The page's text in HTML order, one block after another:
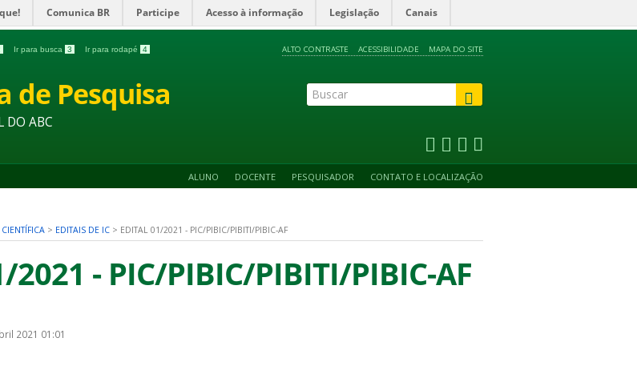
Comunica BR Participe Acesso à informação Legislação Canais
Ir para busca 3 Ir para rodapé 4 ALTO CONTRASTE ACESSIBILIDADE MAPA DO SITE
de Pesquisa
DO ABC
ALUNO DOCENTE PESQUISADOR CONTATO E LOCALIZAÇÃO
> EDITAIS DE IC > EDITAL 01/2021 - PIC/PIBIC/PIBITI/PIBIC-AF
2021 - PIC/PIBIC/PIBITI/PIBIC-AF
2021 01:01